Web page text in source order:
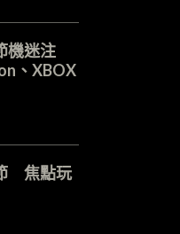
機迷注
、XBOX
焦點玩